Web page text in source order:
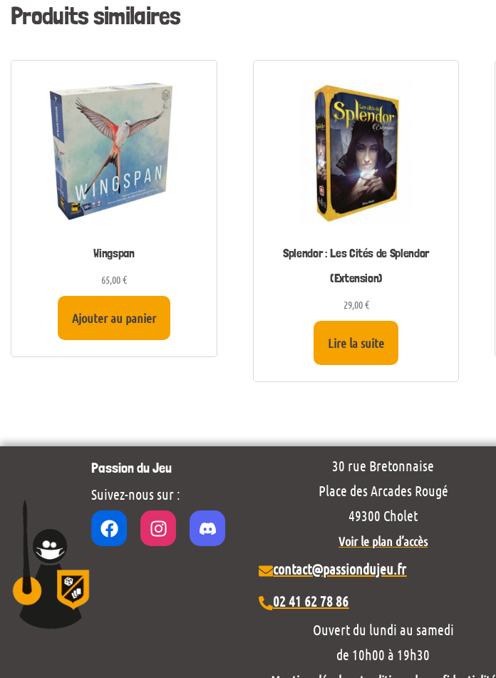
Produits similaires
Wingspan
65,00€
Ajouter au panier
Splendor : Les Cités de Splendor
(Extension)
29,00€
Lire la suite
Passion du Jeu
Suivez-nous sur :
30 rue Bretonnaise
Place des Arcades Rougé
49300 Cholet
Voir le plan d’accès
contact@passiondujeu.fr
02 41 62 78 86
Ouvert du lundi au samedi
de 10h00 à 19h30